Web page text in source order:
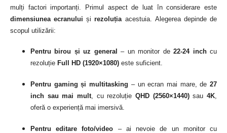
mulți factori importanți. Primul aspect de luat în considerare este
dimensiunea ecranului șirezoluția acestuia. Alegerea depinde de
scopul utilizării:
Pentru birou și uz general – un monitor de22-24 inchcu
rezoluție Full HD (1920×1080) este suficient.
Pentru gaming și multitasking – un ecran mai mare, de27
inch sau mai mult, cu rezoluție QHD (2560×1440)sau4K,
oferă o experiență mai imersivă.
Pentru editare foto/video – ai nevoie de un monitor cu